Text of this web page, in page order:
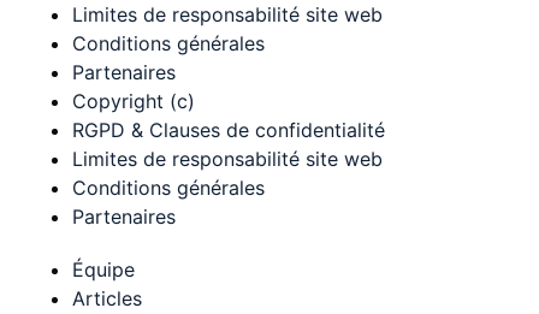
Limites de responsabilité site web
Conditions générales
Partenaires
Copyright (c)
RGPD & Clauses de confidentialité
Limites de responsabilité site web
Conditions générales
Partenaires
Équipe
Articles